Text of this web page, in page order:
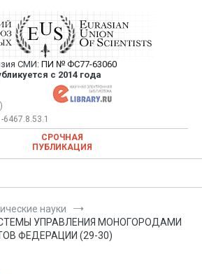
Союз Ученых —
научных статей в
научном журнале
СМИ: ПИ № ФС77-63060
с 2014 года
— публикация научных статей в
научном журнале
СРОЧНАЯ
ПУБЛИКАЦИЯ
науки
УПРАВЛЕНИЯ МОНОГОРОДАМИ
ФЕДЕРАЦИИ (29-30)